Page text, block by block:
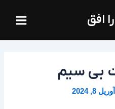
افق
Menu
بی سیم
آوریل 8, 2024